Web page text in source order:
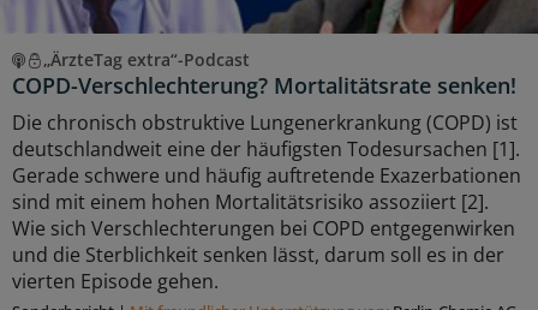
„ÄrzteTag extra“-Podcast
COPD-Verschlechterung? Mortalitätsrate senken!
Die chronisch obstruktive Lungenerkrankung (COPD) ist
deutschlandweit eine der häufigsten Todesursachen [1].
Gerade schwere und häufig auftretende Exazerbationen
sind mit einem hohen Mortalitätsrisiko assoziiert [2].
Wie sich Verschlechterungen bei COPD entgegenwirken
und die Sterblichkeit senken lässt, darum soll es in der
vierten Episode gehen.